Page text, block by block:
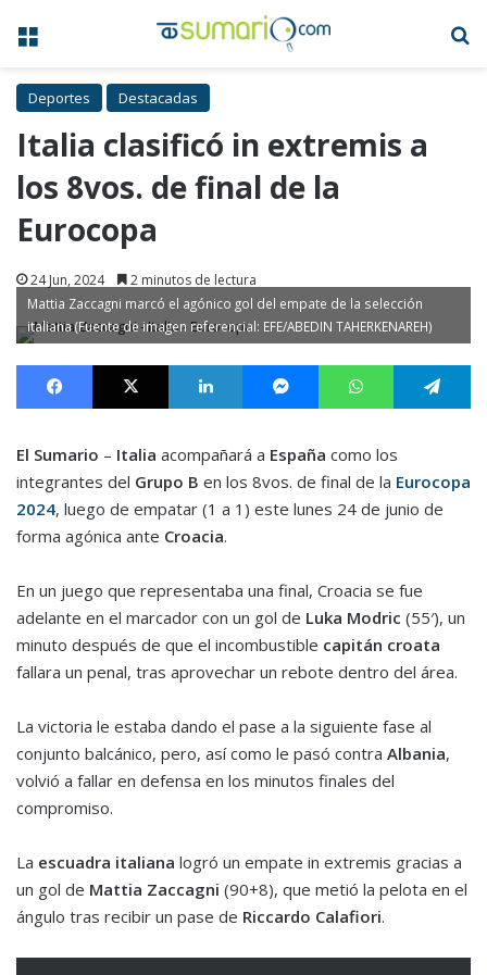
Menú
Deportes Destacadas
Italia clasificó in extremis a
los 8vos. de final de la
Eurocopa
24 Jun, 2024 2 minutos de lectura
Mattia Zaccagni marcó el agónico gol del empate de la selección
italiana (Fuente de imagen referencial: EFE/ABEDIN TAHERKENAREH)
Facebook X LinkedIn MessengerWhatsApp
El Sumario – Italia acompañará a España como los
integrantes del Grupo B en los 8vos. de final de la Eurocopa
2024, luego de empatar (1 a 1) este lunes 24 de junio de
forma agónica ante Croacia.
En un juego que representaba una final, Croacia se fue
adelante en el marcador con un gol de Luka Modric (55′), un
minuto después de que el incombustible capitán croata
fallara un penal, tras aprovechar un rebote dentro del área.
La victoria le estaba dando el pase a la siguiente fase al
conjunto balcánico, pero, así como le pasó contra Albania,
volvió a fallar en defensa en los minutos finales del
compromiso.
La escuadra italiana logró un empate in extremis gracias a
un gol de Mattia Zaccagni (90+8), que metió la pelota en el
ángulo tras recibir un pase de Riccardo Calafiori.